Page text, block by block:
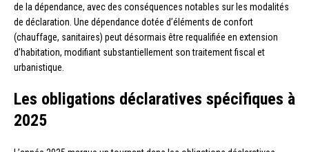
de la dépendance, avec des conséquences notables sur les modalités
de déclaration. Une dépendance dotée d’éléments de confort
(chauffage, sanitaires) peut désormais être requalifiée en extension
d’habitation, modifiant substantiellement son traitement fiscal et
urbanistique.
Les obligations déclaratives spécifiques à
2025